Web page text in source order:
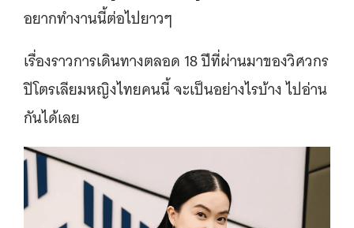
อยากทำงานนี้ต่อไปยาวๆ
เรื่องราวการเดินทางตลอด 18 ปีที่ผ่านมาของวิศวกร
ปิโตรเลียมหญิงไทยคนนี้ จะเป็นอย่างไรบ้าง ไปอ่าน
กันได้เลย